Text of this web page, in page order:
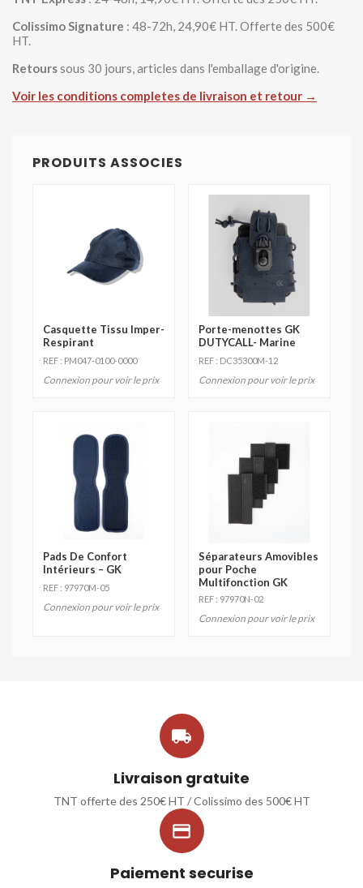
Colissimo Signature : 48-72h, 24,90€ HT. Offerte des 500€
HT.
Retourssous 30 jours, articles dans l'emballage d'origine.
Voir les conditions completes de livraison et retour →
PRODUITS ASSOCIES
Casquette Tissu Imper-
Respirant
REF : PM047-0100-0000
Connexion pour voir le prix
Porte-menottes GK
DUTYCALL- Marine
REF : DC35300M-12
Connexion pour voir le prix
Pads De Confort
Intérieurs – GK
REF : 97970M-05
Connexion pour voir le prix
Séparateurs Amovibles
pour Poche
Multifonction GK
REF : 97970N-02
Connexion pour voir le prix

Livraison gratuite
TNT offerte des 250€ HT / Colissimo des 500€ HT

Paiement securise